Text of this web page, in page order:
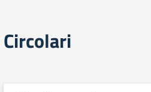
Circolari